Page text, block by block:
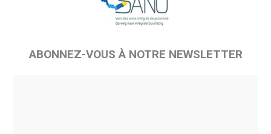
ABONNEZ-VOUS À NOTRE NEWSLETTER